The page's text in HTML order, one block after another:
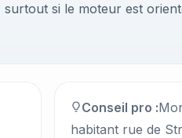
surtout si le moteur est
Conseil pro :
habitant rue de